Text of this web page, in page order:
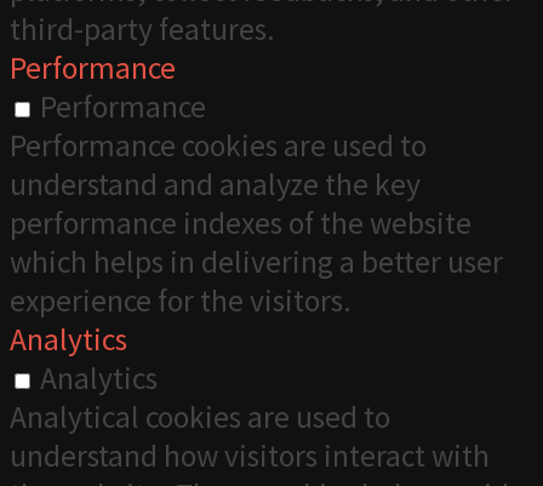
third-party features.
Performance
Performance
Performance cookies are used to
understand and analyze the key
performance indexes of the website
which helps in delivering a better user
experience for the visitors.
Analytics
Analytics
Analytical cookies are used to
understand how visitors interact with